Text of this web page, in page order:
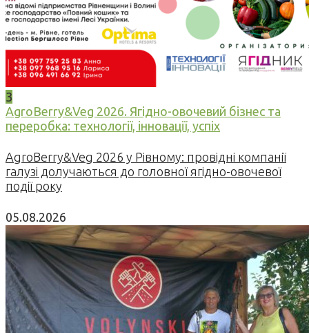
3
AgroBerry&Veg 2026. Ягідно-овочевий бізнес та
переробка: технології, інновації, успіх
AgroBerry&Veg 2026 у Рівному: провідні компанії
галузі долучаються до головної ягідно-овочевої
події року
05.08.2026